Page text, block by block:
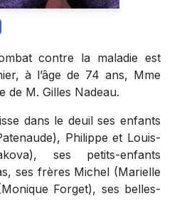
contre la maladie est
à l’âge de 74 ans, Mme
de M. Gilles Nadeau.
dans le deuil ses enfants
Philippe et Louis-
ses petits-enfants
ses frères Michel (Marielle
Forget), ses belles-